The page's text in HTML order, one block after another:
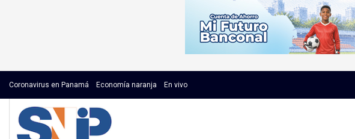
Coronavirus en Panamá Economía naranja En vivo